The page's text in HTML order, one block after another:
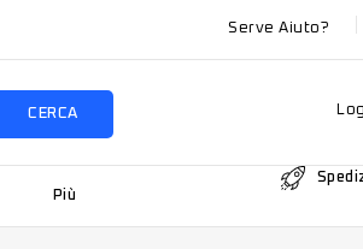
Serve Aiuto?
CERCA
Più